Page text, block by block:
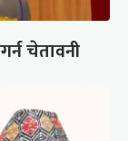
चेतावनी